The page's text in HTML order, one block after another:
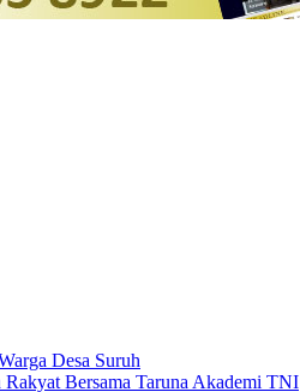
Desa Suruh
Bersama Taruna Akademi TNI